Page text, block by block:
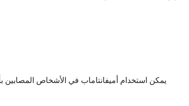
يمكن استخدام أميفانتاماب في الأشخاص المصابين